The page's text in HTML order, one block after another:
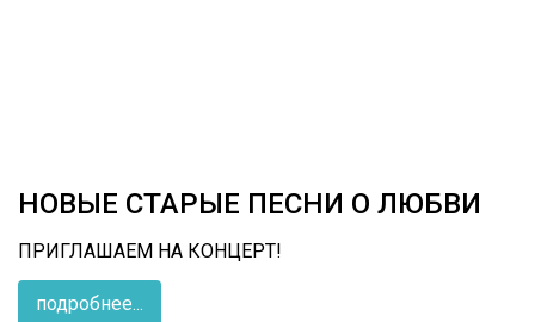
НОВЫЕ СТАРЫЕ ПЕСНИ О ЛЮБВИ
ПРИГЛАШАЕМ НА КОНЦЕРТ!
подробнее...